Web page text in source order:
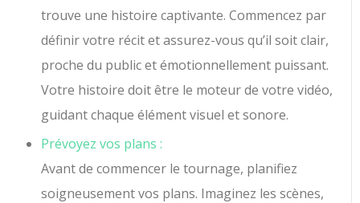
trouve une histoire captivante. Commencez par
définir votre récit et assurez-vous qu’il soit clair,
proche du public et émotionnellement puissant.
Votre histoire doit être le moteur de votre vidéo,
guidant chaque élément visuel et sonore.
Prévoyez vos plans :
Avant de commencer le tournage, planifiez
soigneusement vos plans. Imaginez les scènes,